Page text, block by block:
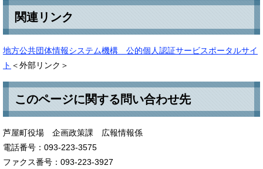
関連リンク
地方公共団体情報システム機構 公的個人認証サービスポータルサイ
ト ＜外部リンク＞
このページに関する問い合わせ先
芦屋町役場 企画政策課 広報情報係
電話番号：093-223-3575
ファクス番号：093-223-3927